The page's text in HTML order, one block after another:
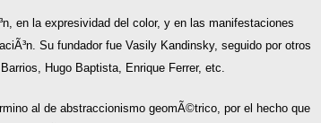
en la expresividad del color, y en las manifestaciones
Su fundador fue Vasily Kandinsky, seguido por otros
Hugo Baptista, Enrique Ferrer, etc.
al de abstraccionismo geomÃ©trico, por el hecho que